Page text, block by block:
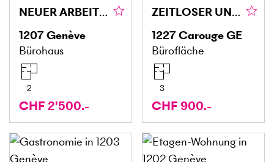
NEUER ARBEITSPLATZ IM ZENTRUM
1207Genève
Bürohaus
2
CHF 2'500.-
ZEITLOSER UND ZENTRUMSNAHER BÜRORAUM
1227Carouge GE
Bürofläche
3
CHF 900.-